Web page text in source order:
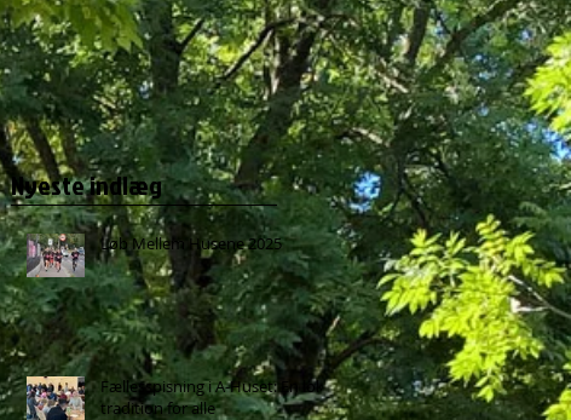
Nyeste indlæg
Løb Mellem Husene 2025
Fællesspisning i A-Huset: En lokal
tradition for alle